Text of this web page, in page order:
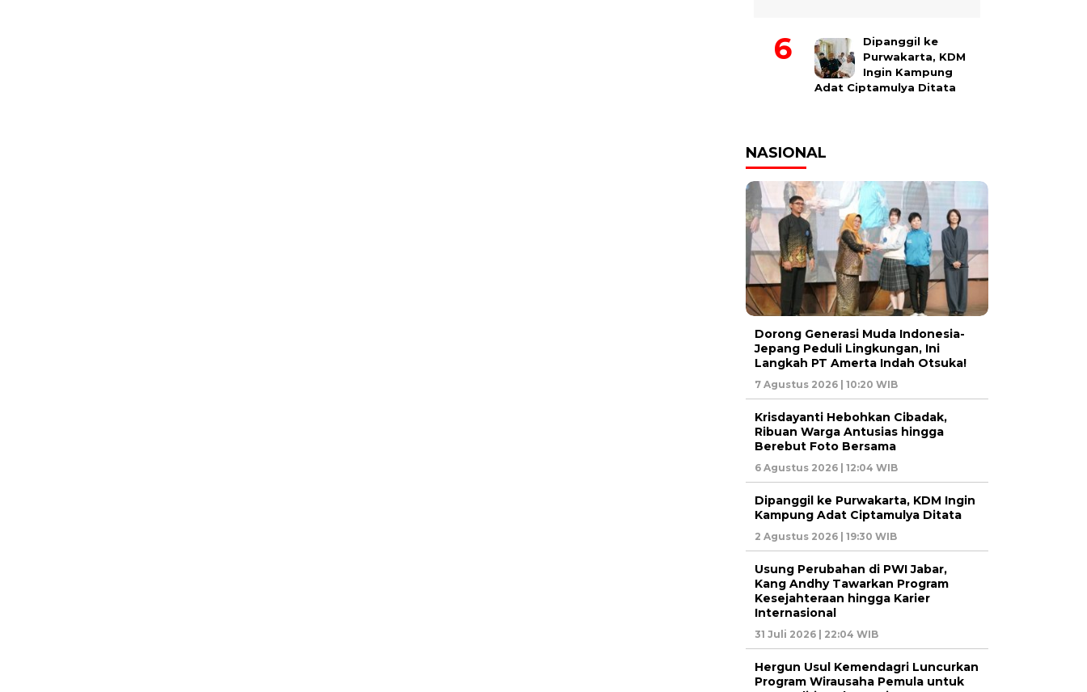
Dipanggil ke
Purwakarta, KDM
Ingin Kampung
Adat Ciptamulya Ditata
NASIONAL
Dorong Generasi Muda Indonesia-
Jepang Peduli Lingkungan, Ini
Langkah PT Amerta Indah Otsuka!
7 Agustus 2026 | 10:20 WIB
Krisdayanti Hebohkan Cibadak,
Ribuan Warga Antusias hingga
Berebut Foto Bersama
6 Agustus 2026 | 12:04 WIB
Dipanggil ke Purwakarta, KDM Ingin
Kampung Adat Ciptamulya Ditata
2 Agustus 2026 | 19:30 WIB
Usung Perubahan di PWI Jabar,
Kang Andhy Tawarkan Program
Kesejahteraan hingga Karier
Internasional
31 Juli 2026 | 22:04 WIB
Hergun Usul Kemendagri Luncurkan
Program Wirausaha Pemula untuk